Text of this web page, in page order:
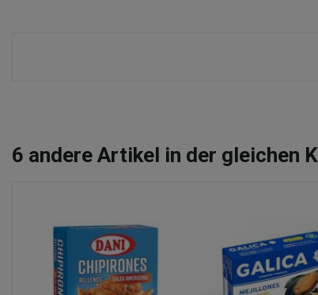
6 andere Artikel in der gleichen